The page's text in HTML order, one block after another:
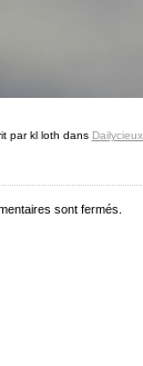
par kl loth dans
sont fermés.